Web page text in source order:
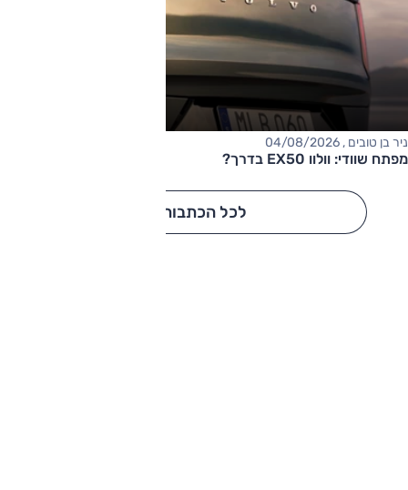
ניר בן טובים , 04/08/2026
מפתח שוודי: וולוו EX50 בדרך?
לכל הכתבות